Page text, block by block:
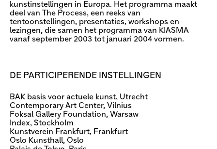
kunstinstellingen in Europa. Het programma maakt
deel van The Process, een reeks van
tentoonstellingen, presentaties, workshops en
lezingen, die samen het programma van KIASMA
vanaf september 2003 tot januari 2004 vormen.
DE PARTICIPERENDE INSTELLINGEN
BAK basis voor actuele kunst, Utrecht
Contemporary Art Center, Vilnius
Foksal Gallery Foundation, Warsaw
Index, Stockholm
Kunstverein Frankfurt, Frankfurt
Oslo Kunsthall, Oslo